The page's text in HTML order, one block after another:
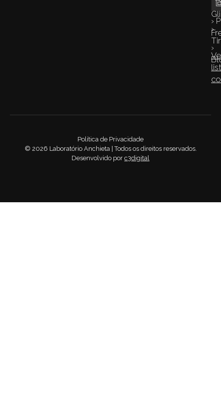
›
›
›
Política de Privacidade
© 2026 Laboratório Anchieta | Todos os direitos reservados.
Desenvolvido por c3digital